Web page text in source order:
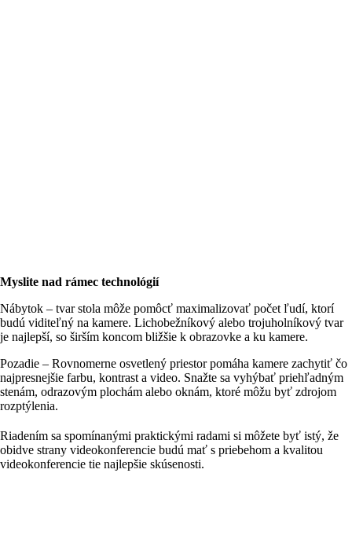
Myslite nad rámec technológií
Nábytok – tvar stola môže pomôcť maximalizovať počet ľudí, ktorí
budú viditeľný na kamere. Lichobežníkový alebo trojuholníkový tvar
je najlepší, so širším koncom bližšie k obrazovke a ku kamere.
Pozadie – Rovnomerne osvetlený priestor pomáha kamere zachytiť čo
najpresnejšie farbu, kontrast a video. Snažte sa vyhýbať priehľadným
stenám, odrazovým plochám alebo oknám, ktoré môžu byť zdrojom
rozptýlenia.
Riadením sa spomínanými praktickými radami si môžete byť istý, že
obidve strany videokonferencie budú mať s priebehom a kvalitou
videokonferencie tie najlepšie skúsenosti.